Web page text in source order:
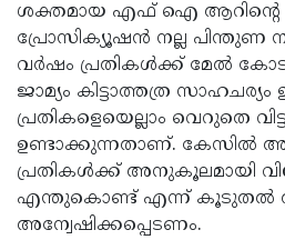
ശക്തമായ എഫ് ഐ ആറിന്റെ
പ്രോസിക്യൂഷൻ നല്ല
വർഷം പ്രതികൾക്ക് മേൽ
ജാമ്യം കിട്ടാത്തത്ര സാഹചര്യം
പ്രതികളെയെല്ലാം വെറുതെ
ഉണ്ടാക്കുന്നതാണ്. കേസിൽ
പ്രതികൾക്ക് അനുകൂലമായി
എന്തുകൊണ്ട് എന്ന് കൂടുതൽ
അന്വേഷിക്കപ്പെടണം.